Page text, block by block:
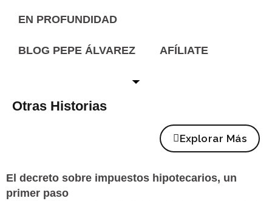
EN PROFUNDIDAD
BLOG PEPE ÁLVAREZ AFÍLIATE
Otras Historias
Explorar Más
El decreto sobre impuestos hipotecarios, un
primer paso